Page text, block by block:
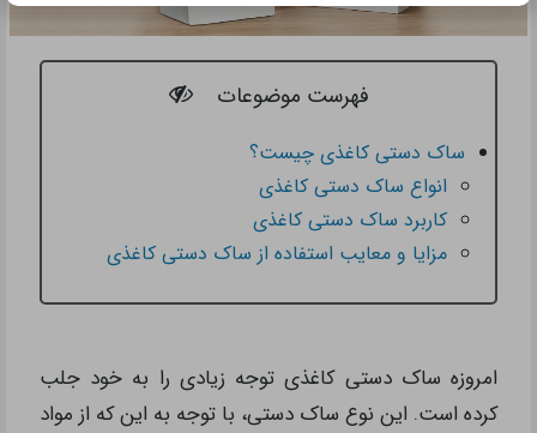
فهرست موضوعات
ساک دستی کاغذی چیست؟
انواع ساک دستی کاغذی
کاربرد ساک دستی کاغذی
مزایا و معایب استفاده از ساک دستی کاغذی
امروزه ساک دستی کاغذی توجه زیادی را به خود جلب
کرده است. این نوع ساک دستی، با توجه به این که از مواد